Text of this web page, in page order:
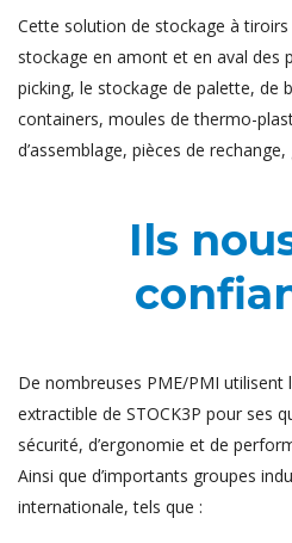
Cette solution de stockage à
stockage en amont et en aval des
picking, le stockage de palette, de
containers, moules de thermo-
d’assemblage, pièces de
Ils
De nombreuses PME/PMI utilisent
extractible de STOCK3P pour ses
sécurité, d’ergonomie et de
Ainsi que d’importants groupes
internationale, tels que :